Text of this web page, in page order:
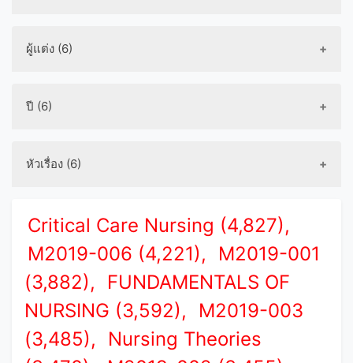
ผู้แต่ง (6)
ปี (6)
หัวเรื่อง (6)
Critical Care Nursing (4,827),
M2019-006 (4,221),
M2019-001
(3,882),
FUNDAMENTALS OF
NURSING (3,592),
M2019-003
(3,485),
Nursing Theories